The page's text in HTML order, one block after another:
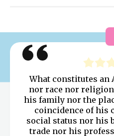
What constitutes an
nor race nor
his family nor the
coincidence of his
social status nor his
trade nor his